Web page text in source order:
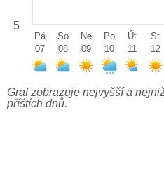
5
Pá
07
So
08
Ne
09
Po
10
Út
11
St
12
Graf zobrazuje nejvyšší a
příštích dnů.